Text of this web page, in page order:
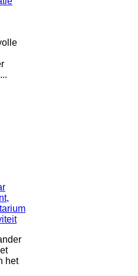
het